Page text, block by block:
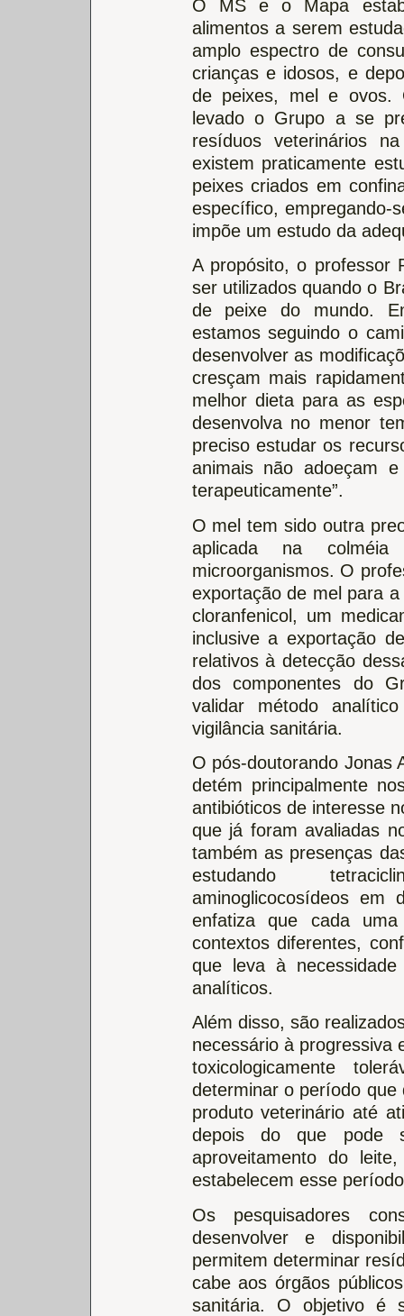
O MS e o Mapa
alimentos a serem
amplo espectro de
crianças e idosos, e
de peixes, mel e ovos.
levado o Grupo a se
resíduos veterinários
existem praticamente
peixes criados em
específico, empregando-
impõe um estudo da
A propósito, o professor
ser utilizados quando o
de peixe do mundo.
estamos seguindo o
desenvolver as
cresçam mais
melhor dieta para as
desenvolva no menor
preciso estudar os
animais não adoeçam
terapeuticamente”.
O mel tem sido outra
aplicada na
microorganismos. O
exportação de mel para
cloranfenicol, um
inclusive a exportação
relativos à detecção
dos componentes do
validar método
vigilância sanitária.
O pós-doutorando Jonas
detém principalmente
antibióticos de interesse
que já foram avaliadas
também as presenças
estudando
aminoglicocosídeos em
enfatiza que cada uma
contextos diferentes,
que leva à necessidade
analíticos.
Além disso, são
necessário à progressiva
toxicologicamente
determinar o período
produto veterinário até
depois do que
aproveitamento do
estabelecem esse
Os pesquisadores
desenvolver e
permitem determinar
cabe aos órgãos
sanitária. O objetivo é